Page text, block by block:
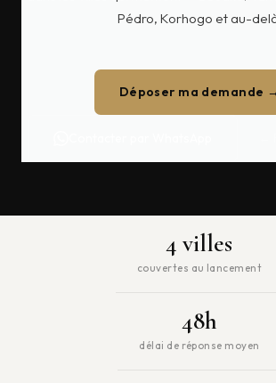
Pédro, Korhogo et au-
Déposer ma demande →
4 villes
couvertes au lancement
48h
délai de réponse moyen